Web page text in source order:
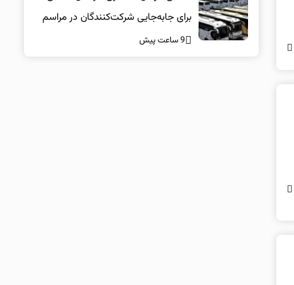
برای جابه‌جایی شرکت‌کنندگان در مراسم
تشییع پیکر مطهر امام شهید
9 ساعت پیش